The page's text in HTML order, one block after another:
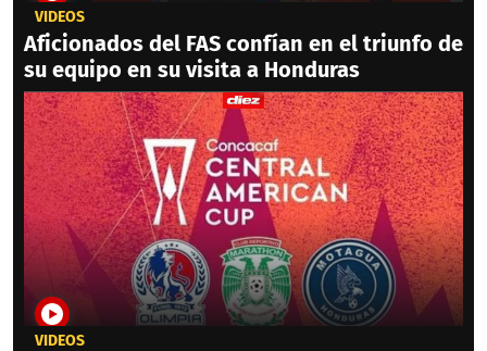
VIDEOS
Aficionados del FAS confían en el triunfo de
su equipo en su visita a Honduras
VIDEOS